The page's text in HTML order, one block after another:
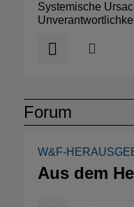
Systemische
Forum
W&F-
Aus dem